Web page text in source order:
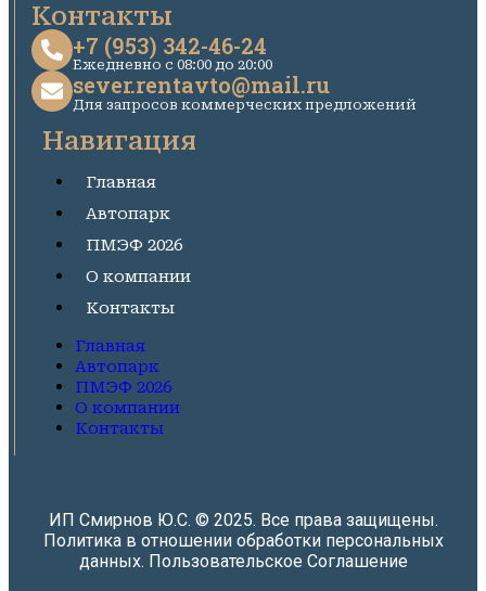
Контакты
+7 (953) 342-46-24
Ежедневно c 08:00 до 20:00
sever.rentavto@mail.ru
Для запросов коммерческих предложений
Навигация
Главная
Автопарк
ПМЭФ 2026
О компании
Контакты
Главная
Автопарк
ПМЭФ 2026
О компании
Контакты
ИП Смирнов Ю.С. © 2025. Все права защищены.
Политика в отношении обработки персональных
данных. Пользовательское Соглашение